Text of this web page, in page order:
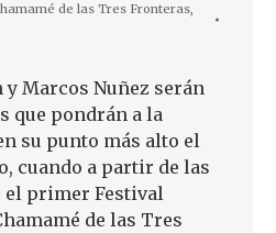
de las Tres Fronteras,
y Marcos Nuñez serán
que pondrán a la
su punto más alto el
cuando a partir de las
el primer Festival
de las Tres